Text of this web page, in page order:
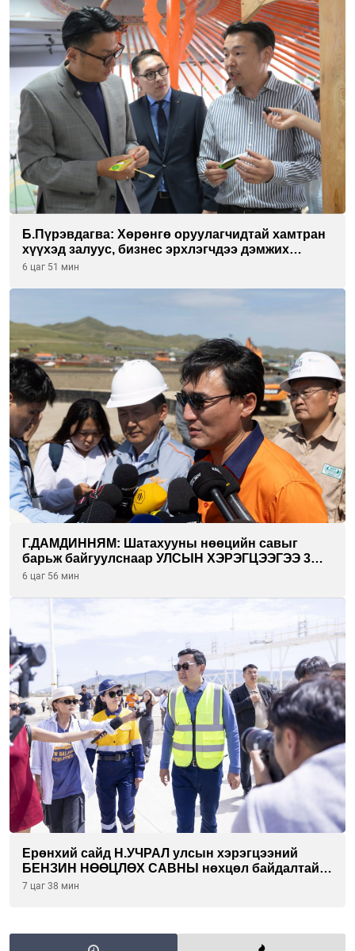
Б.Пүрэвдагва: Хөрөнгө оруулагчидтай хамтран
хүүхэд залуус, бизнес эрхлэгчдээ дэмжих
инкубатор төвүүдийг хотын захын
6 цаг 51 мин
Г.ДАМДИННЯМ: Шатахууны нөөцийн савыг
барьж байгуулснаар УЛСЫН ХЭРЭГЦЭЭГЭЭ 3
САРААР НӨӨЦЛӨДӨГ болно
6 цаг 56 мин
Ерөнхий сайд Н.УЧРАЛ улсын хэрэгцээний
БЕНЗИН НӨӨЦЛӨХ САВНЫ нөхцөл байдалтай
танилцлаа
7 цаг 38 мин